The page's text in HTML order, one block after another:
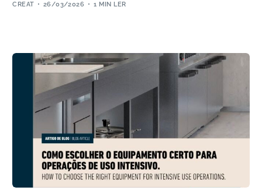
CREAT 26/03/2026 1 MIN LER